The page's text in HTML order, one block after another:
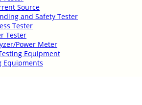
Source
and Safety Tester
Tester
Tester
Power Meter
Equipment
Equipments